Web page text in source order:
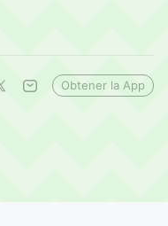
Obtener la App